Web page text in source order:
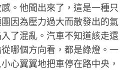
。他聞出來了，這是一種只
因為壓力過大而散發出的氣
了混亂。汽車不知道該走還
哪個方向看，都是綠燈。一
心翼翼地把車停在路中央，